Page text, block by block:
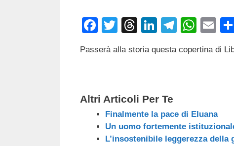
F
c
o
o
k
T
tt
T
e
s
Li
k
n
T
e
W
at
p
E
ail
Passerà alla storia questa copertina di
Altri Articoli Per Te
Finalmente la pace di Eluana
Un uomo fortemente
L’insostenibile leggerezza